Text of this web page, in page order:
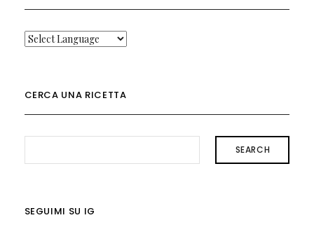
CERCA UNA RICETTA
SEARCH
SEGUIMI SU IG